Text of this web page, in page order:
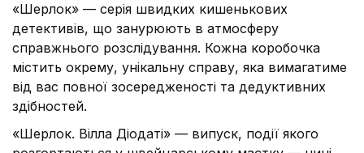
«Шерлок» — серія швидких кишенькових
детективів, що занурюють в атмосферу
справжнього розслідування. Кожна коробочка
містить окрему, унікальну справу, яка вимагатиме
від вас повної зосередженості та дедуктивних
здібностей.
«Шерлок. Вілла Діодаті» — випуск, події якого